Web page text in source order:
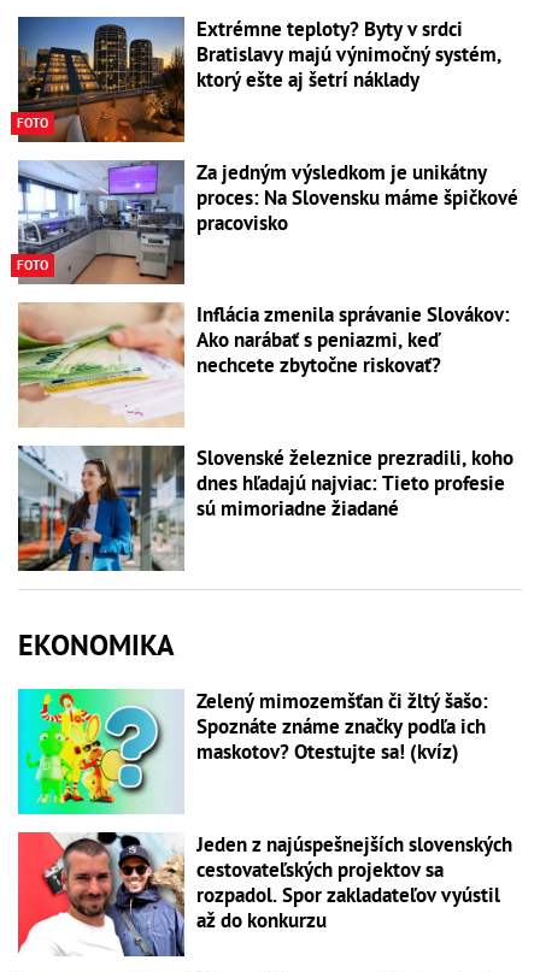
FOTO
Extrémne teploty? Byty v srdci
Bratislavy majú výnimočný systém,
ktorý ešte aj šetrí náklady
FOTO
Za jedným výsledkom je unikátny
proces: Na Slovensku máme špičkové
pracovisko
Inflácia zmenila správanie Slovákov:
Ako narábať s peniazmi, keď
nechcete zbytočne riskovať?
Slovenské železnice prezradili, koho
dnes hľadajú najviac: Tieto profesie
sú mimoriadne žiadané
EKONOMIKA
Zelený mimozemšťan či žltý šašo:
Spoznáte známe značky podľa ich
maskotov? Otestujte sa! (kvíz)
Jeden z najúspešnejších slovenských
cestovateľských projektov sa
rozpadol. Spor zakladateľov vyústil
až do konkurzu